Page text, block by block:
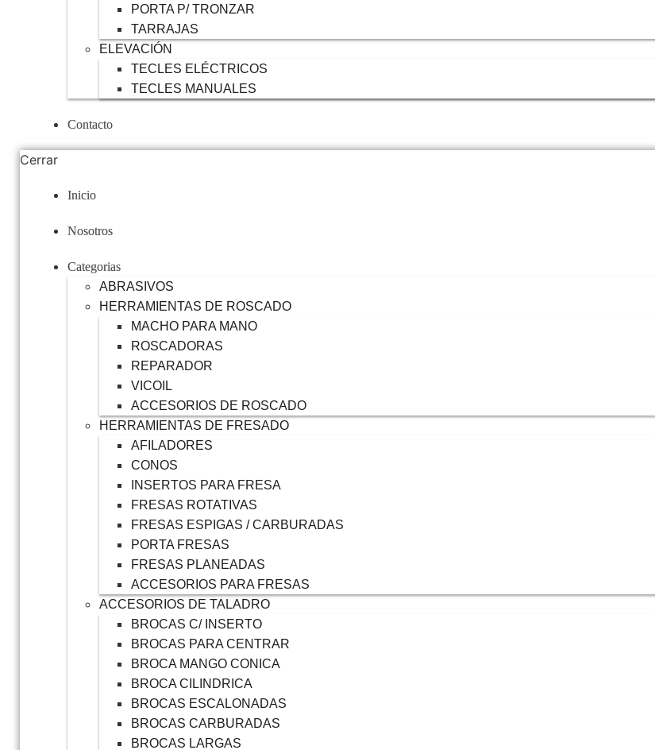
PORTA P/ TRONZAR
TARRAJAS
ELEVACIÓN
TECLES ELÉCTRICOS
TECLES MANUALES
Contacto
Cerrar
Inicio
Nosotros
Categorias
ABRASIVOS
HERRAMIENTAS DE ROSCADO
MACHO PARA MANO
ROSCADORAS
REPARADOR
VICOIL
ACCESORIOS DE ROSCADO
HERRAMIENTAS DE FRESADO
AFILADORES
CONOS
INSERTOS PARA FRESA
FRESAS ROTATIVAS
FRESAS ESPIGAS / CARBURADAS
PORTA FRESAS
FRESAS PLANEADAS
ACCESORIOS PARA FRESAS
ACCESORIOS DE TALADRO
BROCAS C/ INSERTO
BROCAS PARA CENTRAR
BROCA MANGO CONICA
BROCA CILINDRICA
BROCAS ESCALONADAS
BROCAS CARBURADAS
BROCAS LARGAS